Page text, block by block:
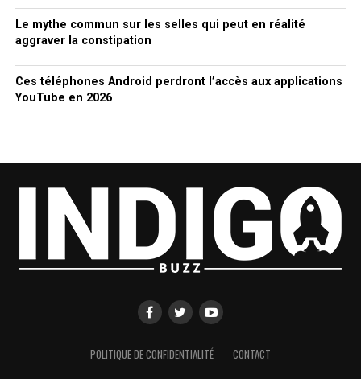
Le mythe commun sur les selles qui peut en réalité
aggraver la constipation
Ces téléphones Android perdront l’accès aux applications
YouTube en 2026
POLITIQUE DE CONFIDENTIALITÉ CONTACT